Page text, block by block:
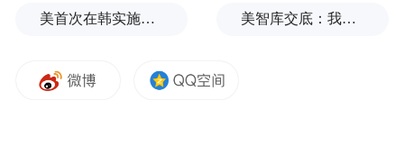
美首次在韩实施自杀式FPV无人机演习 美智库交底：我们调研了全球4.2万人的中美偏好，民心已有惊人巨变